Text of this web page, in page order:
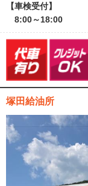
【車検受付】
8:00～18:00
塚田給油所